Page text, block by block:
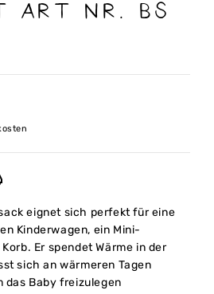
eignet sich perfekt für eine
Kinderwagen, ein Mini-
Er spendet Wärme in der
sich an wärmeren Tagen
das Baby freizulegen